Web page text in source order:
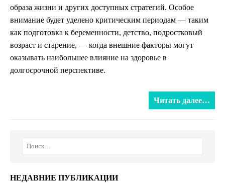
образа жизни и других доступных стратегий. Особое
внимание будет уделено критическим периодам — таким
как подготовка к беременности, детство, подростковый
возраст и старение, — когда внешние факторы могут
оказывать наибольшее влияние на здоровье в
долгосрочной перспективе.
Читать далее…
НЕДАВНИЕ ПУБЛИКАЦИИ